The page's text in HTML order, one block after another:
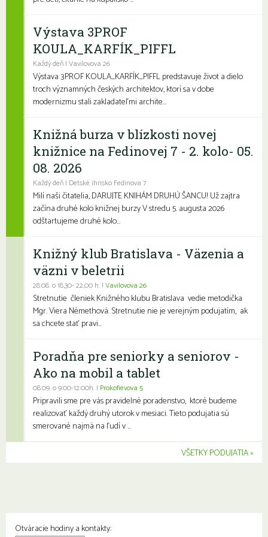
Výstava 3PROF
KOULA_KARFÍK_PIFFL
Každý deň | Vavilovova 26
Výstava 3PROF KOULA_KARFÍK_PIFFL predstavuje život a dielo
troch významných českých architektov, ktorí sa v dobe
modernizmu stali zakladateľmi archite...
Knižná burza v blízkosti novej
knižnice na Fedinovej 7 - 2. kolo- 05.
08. 2026
Každý deň | Detské ihrisko Fedinova 7
Milí naši čitatelia, DARUJTE KNIHÁM DRUHÚ ŠANCU! Už zajtra
začína druhé kolo knižnej burzy V stredu 5. augusta 2026
odštartujeme druhé kolo...
Knižný klub Bratislava - Väzenia a
väzni v beletrii
28.08. o 18,30- 22,00 h. | Vavilovova 26
Stretnutie členiek Knižného klubu Bratislava vedie metodička
Mgr. Viera Némethová. Stretnutie nie je verejným podujatím, ak
sa chcete stať pravi...
Poradňa pre seniorky a seniorov -
Ako na mobil a tablet
08.09. o 9:00-12:00h. | Prokofievova 5
Pripravili sme pre vás pravidelné poradenstvo, ktoré budeme
realizovať každý druhý utorok v mesiaci. Tieto podujatia sú
smerované najmä na ľudí v ...
VŠETKY PODUJATIA
Otváracie hodiny a kontakty: